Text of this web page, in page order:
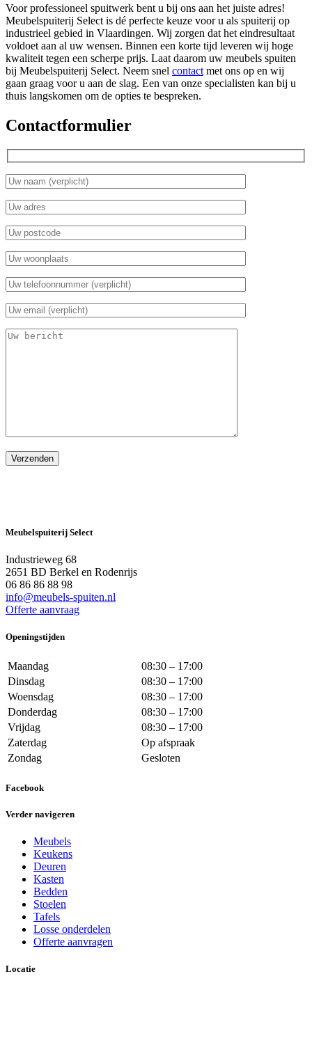
Voor professioneel spuitwerk bent u bij ons aan het juiste adres!
Meubelspuiterij Select is dé perfecte keuze voor u als spuiterij op
industrieel gebied in Vlaardingen. Wij zorgen dat het eindresultaat
voldoet aan al uw wensen. Binnen een korte tijd leveren wij hoge
kwaliteit tegen een scherpe prijs. Laat daarom uw meubels spuiten
bij Meubelspuiterij Select. Neem snel contact met ons op en wij
gaan graag voor u aan de slag. Een van onze specialisten kan bij u
thuis langskomen om de opties te bespreken.
Contactformulier
Meubelspuiterij Select
Industrieweg 68
2651 BD Berkel en Rodenrijs
06 86 86 88 98
info@meubels-spuiten.nl
Offerte aanvraag
Openingstijden
Maandag
08:30 – 17:00
Dinsdag
08:30 – 17:00
Woensdag
08:30 – 17:00
Donderdag
08:30 – 17:00
Vrijdag
08:30 – 17:00
Zaterdag
Op afspraak
Zondag
Gesloten
Facebook
Verder navigeren
Meubels
Keukens
Deuren
Kasten
Bedden
Stoelen
Tafels
Losse onderdelen
Offerte aanvragen
Locatie